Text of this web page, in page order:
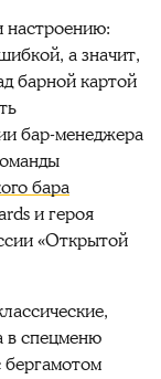
настроению:
а значит,
барной картой
бар-менеджера
бара
и героя
«Открытой
в спецменю